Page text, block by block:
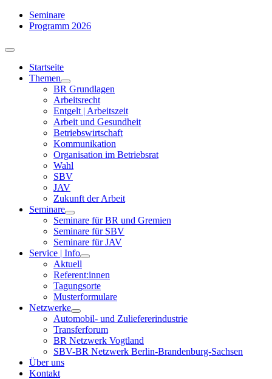
Zum
Inhalt
Seminare
Programm 2026
Toggle
NavigationStartseite
Themen
BR Grundlagen
Arbeits­recht
Entgelt | Arbeitszeit
Arbeit und Gesundheit
Betriebswirtschaft
Kommuni­kation
Organisation im Betriebsrat
Wahl
SBV
JAV
Zukunft der Arbeit
Seminare
Seminare für BR und Gremien
Seminare für SBV
Seminare für JAV
Service | Info
Aktuell
Referent:innen
Tagungsorte
Musterformulare
Netzwerke
Automobil- und Zuliefererindustrie
Transferforum
BR Netzwerk Vogtland
SBV-BR Netzwerk Berlin-Brandenburg-Sachsen
Über uns
Kontakt